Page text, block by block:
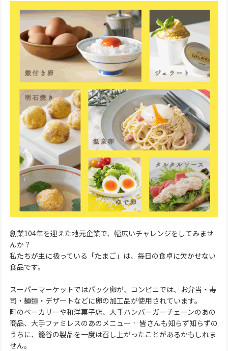
創業104年を迎えた地元企業で、幅広いチャレンジをしてみませ
んか？
私たちが主に扱っている「たまご」は、毎日の食卓に欠かせない
食品です。
スーパーマーケットではパック卵が、コンビニでは、お弁当・寿
司・麺類・デザートなどに卵の加工品が使用されています。
町のベーカリーや和洋菓子店、大手ハンバーガーチェーンのあの
商品、大手ファミレスのあのメニュー… 皆さんも知らず知らずの
うちに、籠谷の製品を一度は召し上がったことがあるかもしれま
せん。